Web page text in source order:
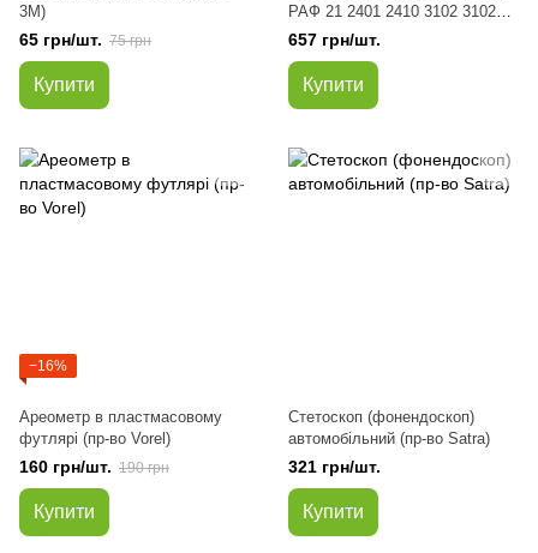
3M)
65 грн/шт. 75 грн
Купити
РАФ 21 2401 2410 3102 31029
3110 31105 (вир-во АМЗ)
657 грн/шт.
Купити
−16%
Ареометр в пластмасовому
футлярі (пр-во Vorel)
160 грн/шт. 190 грн
Купити
Стетоскоп (фонендоскоп)
автомобільний (пр-во Satra)
321 грн/шт.
Купити